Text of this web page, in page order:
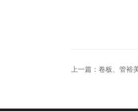
上一篇： 卷板、管裕